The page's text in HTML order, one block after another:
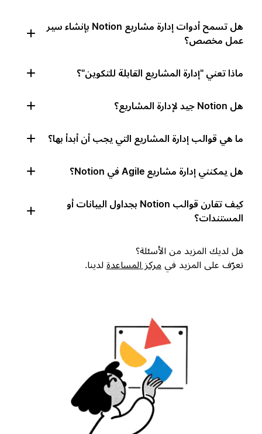
هل تسمح أدوات إدارة مشاريع Notion بإنشاء سير
عمل مخصص؟
ماذا تعني "إدارة المشاريع القابلة للتكوين"؟
هل Notion جيد لإدارة المشاريع؟
ما هي قوالب إدارة المشاريع التي يجب أن أبدأ بها؟
هل يمكنني إدارة مشاريع Agile في Notion؟
كيف تقارن قوالب Notion بجداول البيانات أو
المستندات؟
هل لديك المزيد من الأسئلة؟
تعرّف على المزيد في مركز المساعدة لدينا.